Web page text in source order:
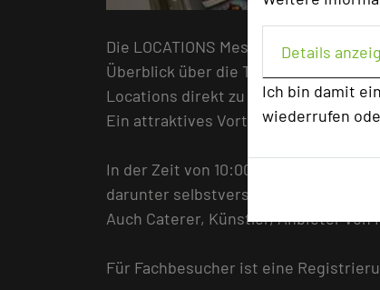
Details
Ich bin damit
wiederrufen
Die LOCATIONS Messen
Überblick über die Tagungs- und
Locations direkt zu vergleichen.
Ein attraktives Vortragsprogramm
In der Zeit von 10:00 Uhr bis 16:30
darunter selbstverständlich auch der
Auch Caterer, Künstler, Anbieter
Für Fachbesucher ist eine